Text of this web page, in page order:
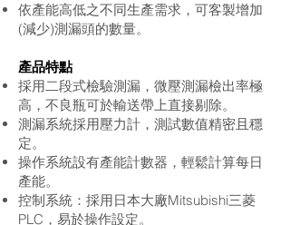
依產能高低之不同生產需求，可客製增加
(減少)測漏頭的數量。
產品特點
採用二段式檢驗測漏，微壓測漏檢出率極
高，不良瓶可於輸送帶上直接剔除。
測漏系統採用壓力計，測試數值精密且穩
定。
操作系統設有產能計數器，輕鬆計算每日
產能。
控制系統：採用日本大廠Mitsubishi三菱
PLC，易於操作設定。